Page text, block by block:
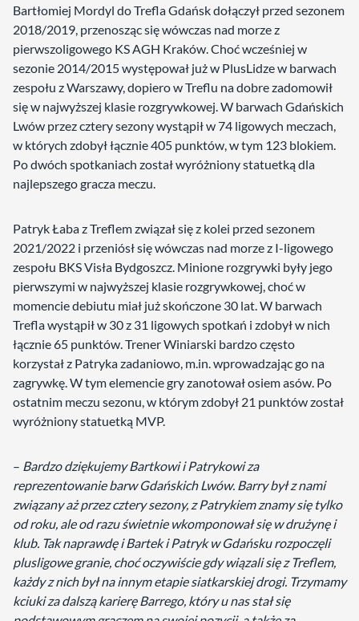
Bartłomiej Mordyl do Trefla Gdańsk dołączył przed sezonem
2018/2019, przenosząc się wówczas nad morze z
pierwszoligowego KS AGH Kraków. Choć wcześniej w
sezonie 2014/2015 występował już w PlusLidze w barwach
zespołu z Warszawy, dopiero w Treflu na dobre zadomowił
się w najwyższej klasie rozgrywkowej. W barwach Gdańskich
Lwów przez cztery sezony wystąpił w 74 ligowych meczach,
w których zdobył łącznie 405 punktów, w tym 123 blokiem.
Po dwóch spotkaniach został wyróżniony statuetką dla
najlepszego gracza meczu.
Patryk Łaba z Treflem związał się z kolei przed sezonem
2021/2022 i przeniósł się wówczas nad morze z I-ligowego
zespołu BKS Visła Bydgoszcz. Minione rozgrywki były jego
pierwszymi w najwyższej klasie rozgrywkowej, choć w
momencie debiutu miał już skończone 30 lat. W barwach
Trefla wystąpił w 30 z 31 ligowych spotkań i zdobył w nich
łącznie 65 punktów. Trener Winiarski bardzo często
korzystał z Patryka zadaniowo, m.in. wprowadzając go na
zagrywkę. W tym elemencie gry zanotował osiem asów. Po
ostatnim meczu sezonu, w którym zdobył 21 punktów został
wyróżniony statuetką MVP.
– Bardzo dziękujemy Bartkowi i Patrykowi za
reprezentowanie barw Gdańskich Lwów. Barry był z nami
związany aż przez cztery sezony, z Patrykiem znamy się tylko
od roku, ale od razu świetnie wkomponował się w drużynę i
klub. Tak naprawdę i Bartek i Patryk w Gdańsku rozpoczęli
plusligowe granie, choć oczywiście gdy wiązali się z Treflem,
każdy z nich był na innym etapie siatkarskiej drogi. Trzymamy
kciuki za dalszą karierę Barrego, który u nas stał się